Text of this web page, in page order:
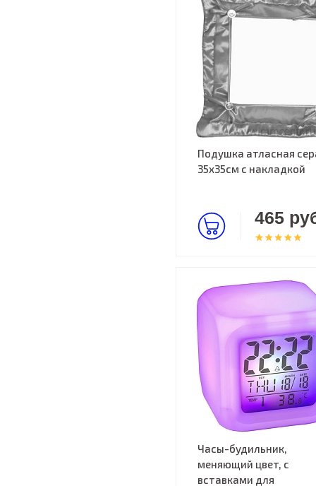
Подушка атласная
35х35см c накладкой
465
Часы-будильник,
меняющий цвет, с
вставками для